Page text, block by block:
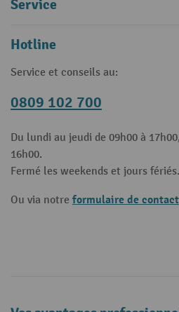
Service
Hotline
Service et conseils au:
0809 102 700
Du lundi au jeudi de 09h00 à
16h00.
Fermé les weekends et jours fériés.
Ou via notre formulaire de contact